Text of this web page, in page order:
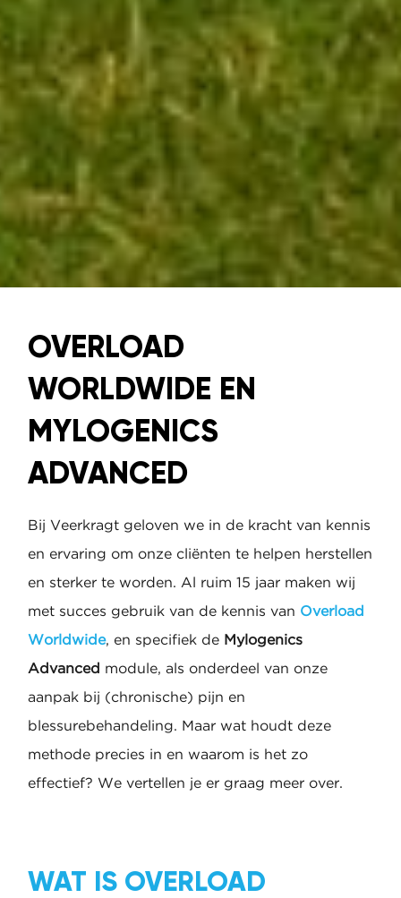
OVERLOAD
WORLDWIDE EN
MYLOGENICS
ADVANCED
Bij Veerkragt geloven we in de kracht van kennis
en ervaring om onze cliënten te helpen herstellen
en sterker te worden. Al ruim 15 jaar maken wij
met succes gebruik van de kennis van Overload
Worldwide, en specifiek de Mylogenics
Advanced module, als onderdeel van onze
aanpak bij (chronische) pijn en
blessurebehandeling. Maar wat houdt deze
methode precies in en waarom is het zo
effectief? We vertellen je er graag meer over.
WAT IS OVERLOAD